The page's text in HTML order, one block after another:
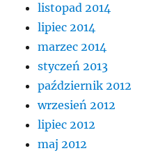
listopad 2014
lipiec 2014
marzec 2014
styczeń 2013
październik 2012
wrzesień 2012
lipiec 2012
maj 2012